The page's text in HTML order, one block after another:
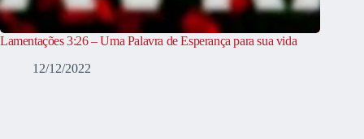
Lamentações 3:26 – Uma Palavra de Esperança para sua vida
12/12/2022